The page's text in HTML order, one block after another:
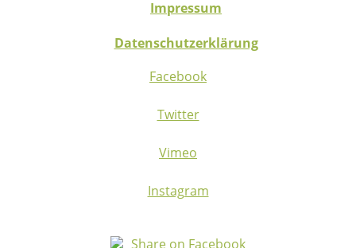
Impressum
Datenschutzerklärung
Facebook
Twitter
Vimeo
Instagram
Share on Facebook